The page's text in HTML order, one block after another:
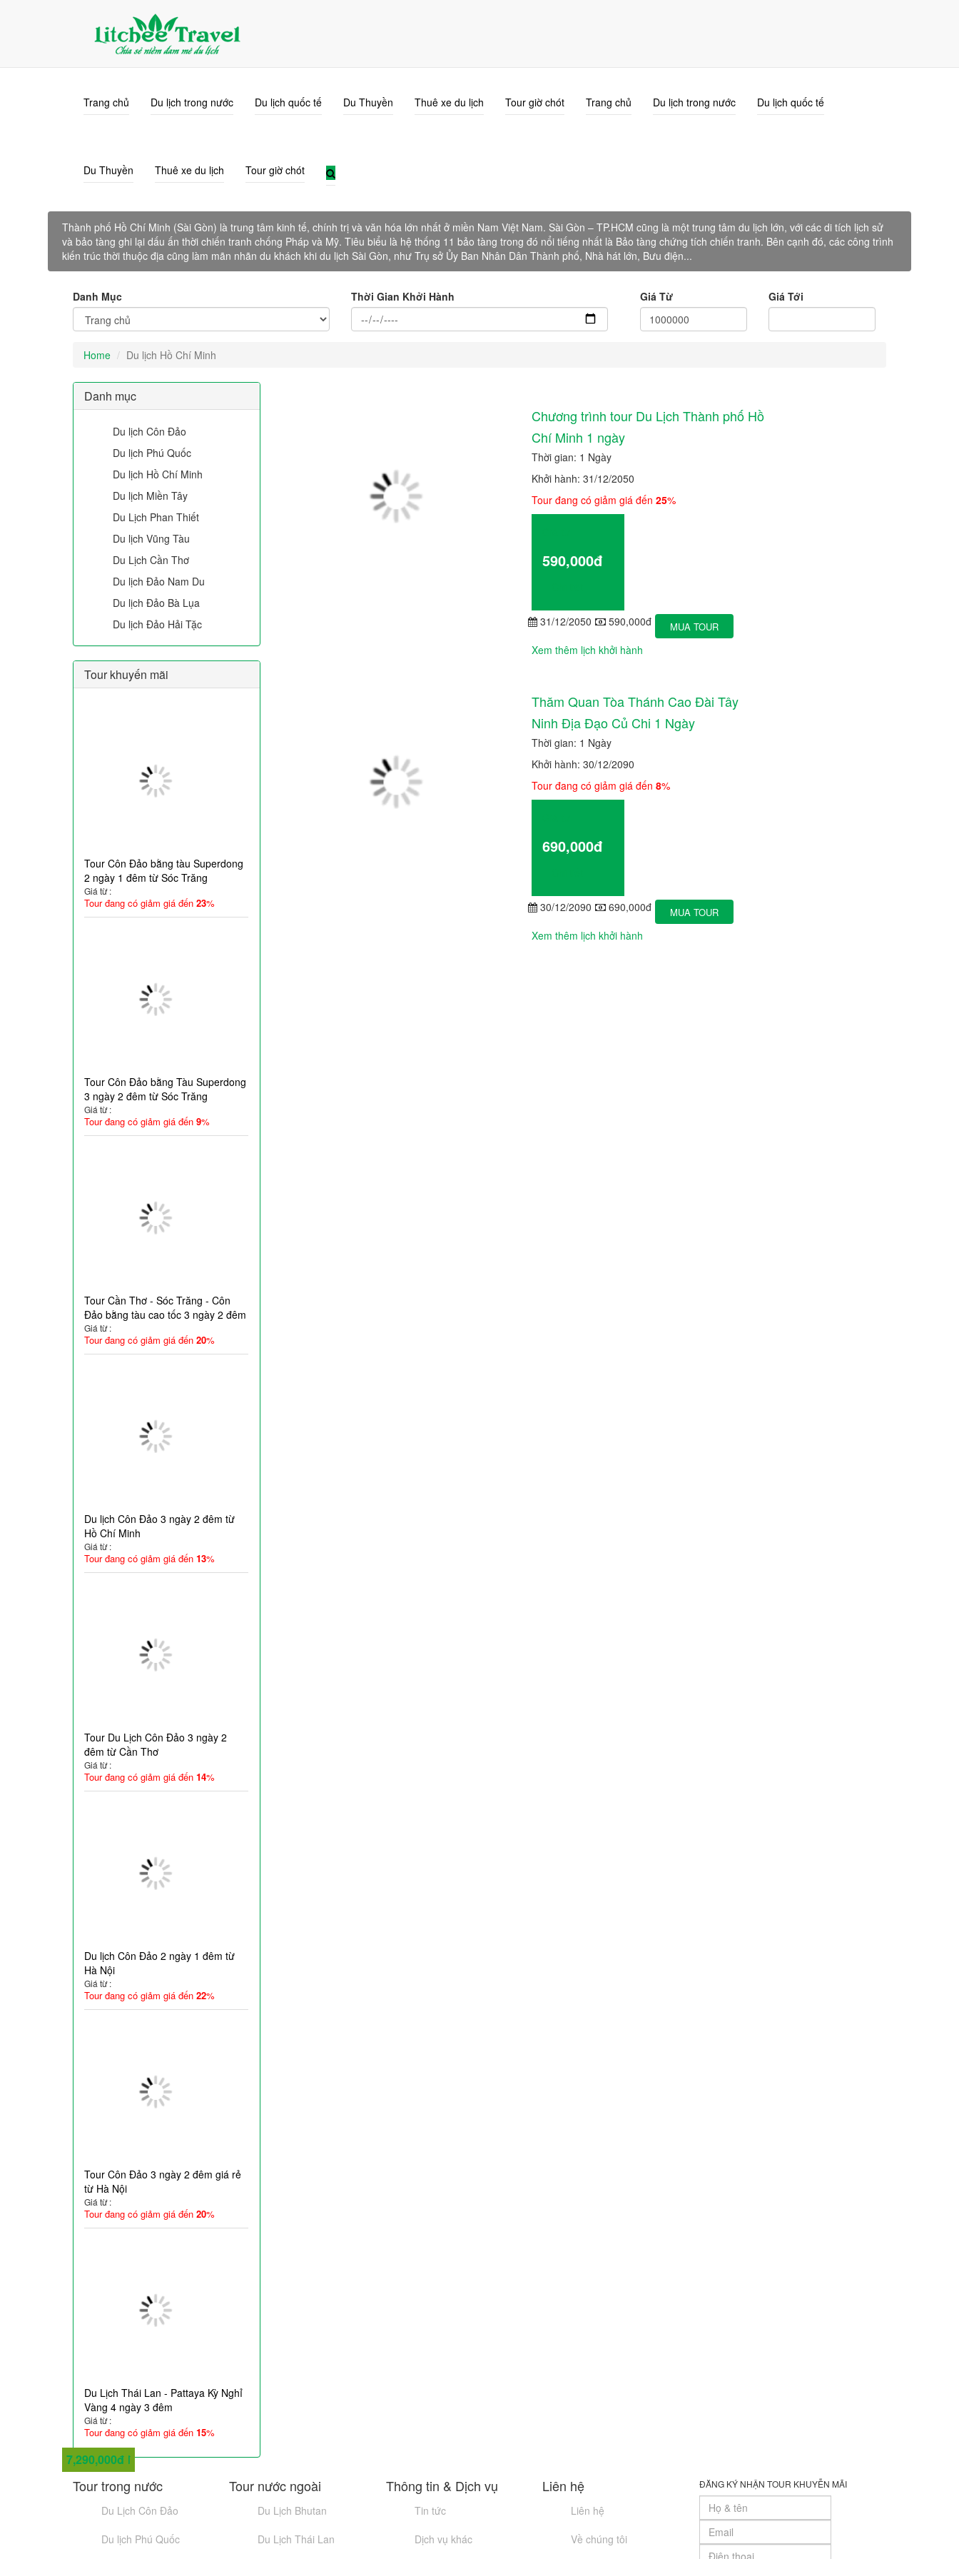
0915.338.689
Trang chủ Du lịch trong nước Du lịch quốc tế Du Thuyền Thuê xe du lịch Tour giờ chót Trang chủ Du lịch trong nước Du lịch quốc tế
Du Thuyền Thuê xe du lịch Tour giờ chót
Thành phố Hồ Chí Minh (Sài Gòn) là trung tâm kinh tế, chính trị và văn hóa lớn nhất ở miền Nam Việt Nam. Sài Gòn – TP.HCM cũng là một trung tâm du lịch lớn, với các di tích lịch sử
và bảo tàng ghi lại dấu ấn thời chiến tranh chống Pháp và Mỹ. Tiêu biểu là hệ thống 11 bảo tàng trong đó nổi tiếng nhất là Bảo tàng chứng tích chiến tranh. Bên cạnh đó, các công trình
kiến trúc thời thuộc địa cũng làm mãn nhãn du khách khi du lịch Sài Gòn, như Trụ sở Ủy Ban Nhân Dân Thành phố, Nhà hát lớn, Bưu điện...
Danh Mục Thời Gian Khởi Hành Giá Từ Giá Tới
Home Du lịch Hồ Chí Minh
Danh mục
Du lịch Côn Đảo
Du lịch Phú Quốc
Du lịch Hồ Chí Minh
Du lịch Miền Tây
Du Lịch Phan Thiết
Du lịch Vũng Tàu
Du Lịch Cần Thơ
Du lịch Đảo Nam Du
Du lịch Đảo Bà Lụa
Du lịch Đảo Hải Tặc
Tour khuyến mãi
Tour Côn Đảo bằng tàu Superdong
2 ngày 1 đêm từ Sóc Trăng
Giá từ :
2,290,000đ
Tour đang có giảm giá đến 23%
Tour Côn Đảo bằng Tàu Superdong
3 ngày 2 đêm từ Sóc Trăng
Giá từ :
2,950,000đ
Tour đang có giảm giá đến 9%
Tour Cần Thơ - Sóc Trăng - Côn
Đảo bằng tàu cao tốc 3 ngày 2 đêm
Giá từ :
4,790,000đ
Tour đang có giảm giá đến 20%
Du lịch Côn Đảo 3 ngày 2 đêm từ
Hồ Chí Minh
Giá từ :
6,890,000đ
Tour đang có giảm giá đến 13%
Tour Du Lịch Côn Đảo 3 ngày 2
đêm từ Cần Thơ
Giá từ :
5,990,000đ
Tour đang có giảm giá đến 14%
Du lịch Côn Đảo 2 ngày 1 đêm từ
Hà Nội
Giá từ :
9,990,000đ
Tour đang có giảm giá đến 22%
Tour Côn Đảo 3 ngày 2 đêm giá rẻ
từ Hà Nội
Giá từ :
10,290,000đ
Tour đang có giảm giá đến 20%
Du Lịch Thái Lan - Pattaya Kỳ Nghỉ
Vàng 4 ngày 3 đêm
Giá từ :
7,290,000đ
Tour đang có giảm giá đến 15%
Chương trình tour Du Lịch Thành phố Hồ
Chí Minh 1 ngày
Thời gian: 1 Ngày
Khởi hành: 31/12/2050
Tour đang có giảm giá đến25%
590,000đ
31/12/2050 590,000đ MUA TOUR
Xem thêm lịch khởi hành
Thăm Quan Tòa Thánh Cao Đài Tây
Ninh Địa Đạo Củ Chi 1 Ngày
Thời gian: 1 Ngày
Khởi hành: 30/12/2090
Tour đang có giảm giá đến8%
690,000đ
30/12/2090 690,000đ MUA TOUR
Xem thêm lịch khởi hành
Tour trong nước
Du Lịch Côn Đảo
Du lịch Phú Quốc
Tour nước ngoài
Du Lịch Bhutan
Du Lịch Thái Lan
Thông tin & Dịch vụ
Tin tức
Dịch vụ khác
Liên hệ
Liên hệ
Về chúng tôi
ĐĂNG KÝ NHẬN TOUR KHUYỄN MÃI